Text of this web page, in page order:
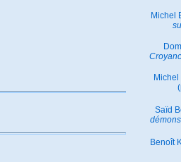
Michel
Michel
Saïd
Benoît